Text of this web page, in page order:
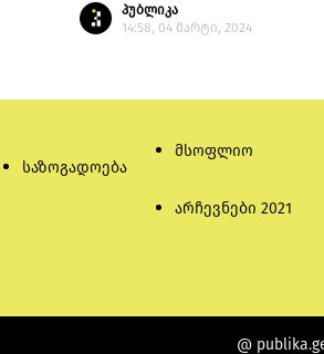
პუბლიკა
14:58, 04 მარტი, 2024
საზოგადოება
მსოფლიო
არჩევნები 2021
@